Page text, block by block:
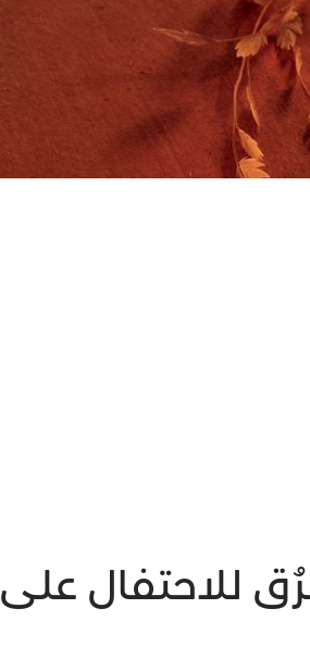
ستختم عام 2022، ثمة طرُق للاحتفال على